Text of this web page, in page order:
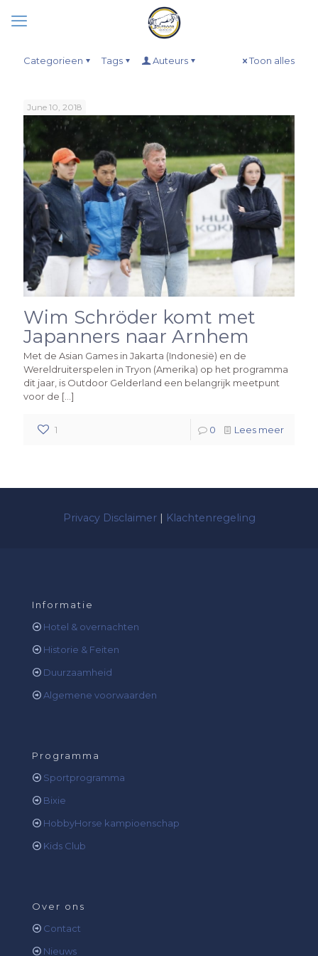
Categorieen Tags Auteurs Toon alles
June 10, 2018
Wim Schröder komt met
Japanners naar Arnhem
Met de Asian Games in Jakarta (Indonesië) en de
Wereldruiterspelen in Tryon (Amerika) op het programma
dit jaar, is Outdoor Gelderland een belangrijk meetpunt
voor de […]
1 0 Lees meer
Privacy Disclaimer| Klachtenregeling
Informatie
Hotel & overnachten
Historie & Feiten
Duurzaamheid
Algemene voorwaarden
Programma
Sportprogramma
Bixie
HobbyHorse kampioenschap
Kids Club
Over ons
Contact
Nieuws